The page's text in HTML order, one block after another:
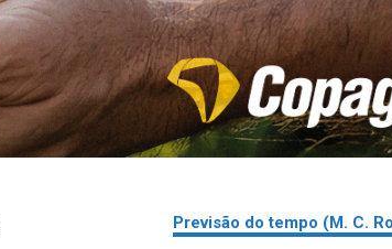
Previsão do tempo (M. C.